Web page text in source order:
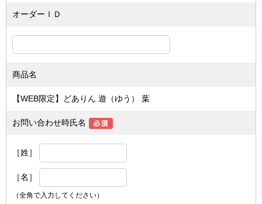
オーダーＩＤ
商品名
【WEB限定】どありん 遊（ゆう） 葉
お問い合わせ時氏名
［姓］
［名］
（全角で入力してください）